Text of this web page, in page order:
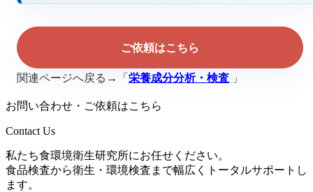
ご依頼はこちら
関連ページへ戻る→「 栄養成分分析・検査 」
お問い合わせ・ご依頼はこちら
Contact Us
私たち食環境衛生研究所にお任せください。
食品検査から衛生・環境検査まで幅広くトータルサポートし
ます。